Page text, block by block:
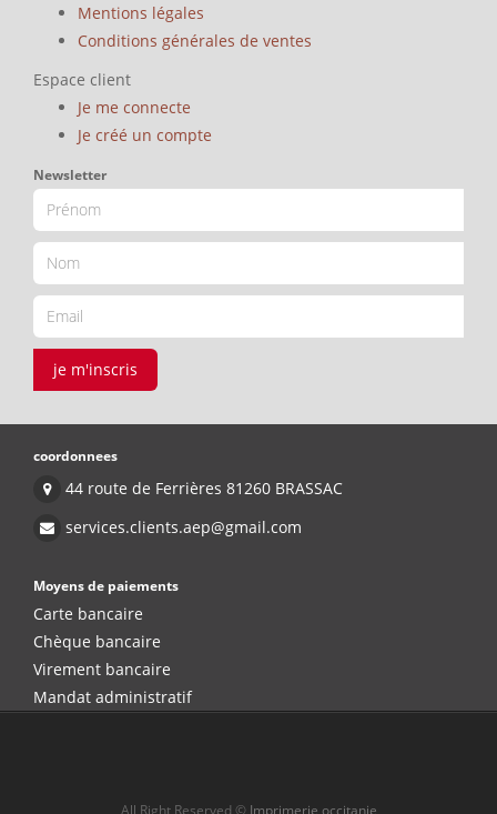
Mentions légales
Conditions générales de ventes
Espace client
Je me connecte
Je créé un compte
Newsletter
je m'inscris
coordonnees
44 route de Ferrières 81260 BRASSAC
services.clients.aep@gmail.com
Moyens de paiements
Carte bancaire
Chèque bancaire
Virement bancaire
Mandat administratif
All Right Reserved © Imprimerie occitanie